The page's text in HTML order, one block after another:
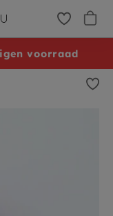
voorraad
€50